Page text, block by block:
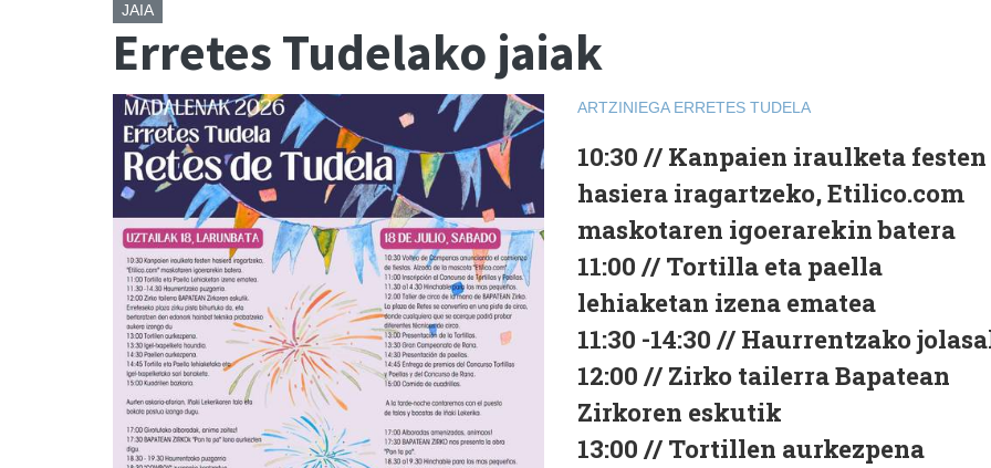
JAIA
Erretes Tudelako jaiak
ARTZINIEGA ERRETES TUDELA
10:30 // Kanpaien iraulketa festen
hasiera iragartzeko, Etilico.com
maskotaren igoerarekin batera
11:00 // Tortilla eta paella
lehiaketan izena ematea
11:30 -14:30 // Haurrentzako
12:00 // Zirko tailerra Bapatean
Zirkoren eskutik
13:00 // Tortillen aurkezpena